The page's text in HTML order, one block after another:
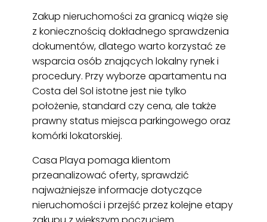
Zakup nieruchomości za granicą wiąże się
z koniecznością dokładnego sprawdzenia
dokumentów, dlatego warto korzystać ze
wsparcia osób znających lokalny rynek i
procedury. Przy wyborze apartamentu na
Costa del Sol istotne jest nie tylko
położenie, standard czy cena, ale także
prawny status miejsca parkingowego oraz
komórki lokatorskiej.
Casa Playa pomaga klientom
przeanalizować oferty, sprawdzić
najważniejsze informacje dotyczące
nieruchomości i przejść przez kolejne etapy